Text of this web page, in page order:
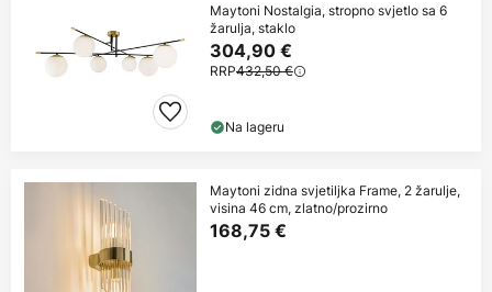
Maytoni Nostalgia, stropno svjetlo sa 6
žarulja, staklo
304,90 €
RRP432,50 €
Na lageru
Maytoni zidna svjetiljka Frame, 2 žarulje,
visina 46 cm, zlatno/prozirno
168,75 €